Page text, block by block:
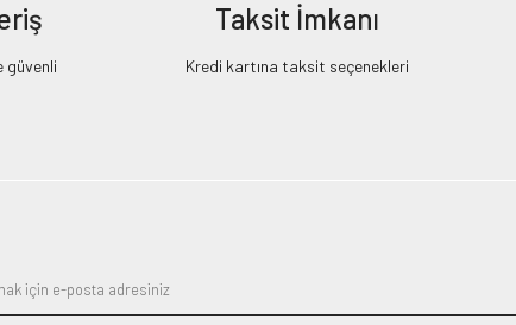
güvenli
Taksit İmkanı
Kredi kartına taksit seçenekleri